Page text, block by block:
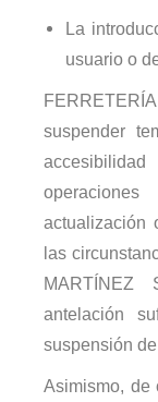
La
usuario o
suspender
actualización
las
MARTÍNEZ
antelación
suspensión
Asimismo, de